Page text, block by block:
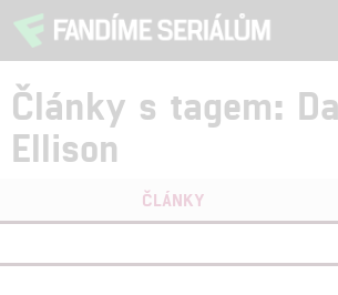
Články s tagem:
Ellison
ČLÁNKY